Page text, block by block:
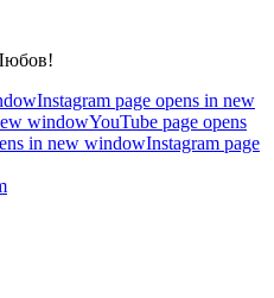
Instagram page opens in new
windowYouTube page opens
in new windowInstagram page